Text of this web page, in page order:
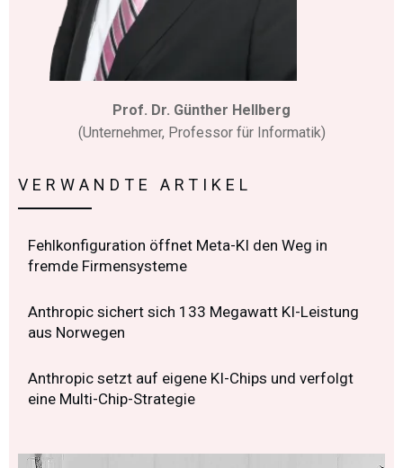
Prof. Dr. Günther Hellberg
(Unternehmer, Professor für Informatik)
VERWANDTE ARTIKEL
Fehlkonfiguration öffnet Meta-KI den Weg in
fremde Firmensysteme
Anthropic sichert sich 133 Megawatt KI-Leistung
aus Norwegen
Anthropic setzt auf eigene KI-Chips und verfolgt
eine Multi-Chip-Strategie